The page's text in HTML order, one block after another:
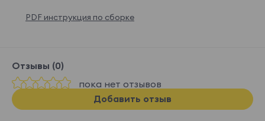
PDF инструкция по сборке
Отзывы (0)
пока нет отзывов
Добавить отзыв